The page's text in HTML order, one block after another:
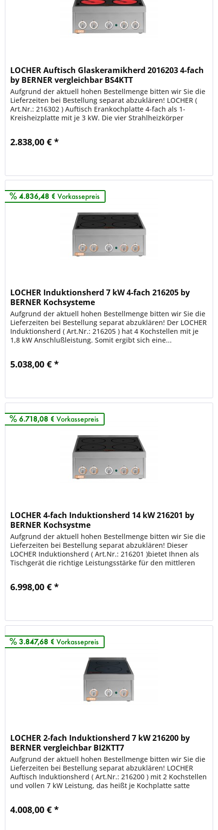
LOCHER Auftisch Glaskeramikherd 2016203 4-fach
by BERNER vergleichbar BS4KTT
Aufgrund der aktuell hohen Bestellmenge bitten wir Sie die
Lieferzeiten bei Bestellung separat abzuklären! LOCHER (
Art.Nr.: 216302 ) Auftisch Erankochplatte 4-fach als 1-
Kreisheizplatte mit je 3 kW. Die vier Strahlheizkörper
2.838,00 € *
4.836,48 € Vorkassepreis
LOCHER Induktionsherd 7 kW 4-fach 216205 by
BERNER Kochsysteme
Aufgrund der aktuell hohen Bestellmenge bitten wir Sie die
Lieferzeiten bei Bestellung separat abzuklären! Der LOCHER
Induktionsherd ( Art.Nr.: 216205 ) hat 4 Kochstellen mit je
1,8 kW Anschlußleistung. Somit ergibt sich eine...
5.038,00 € *
6.718,08 € Vorkassepreis
LOCHER 4-fach Induktionsherd 14 kW 216201 by
BERNER Kochsystme
Aufgrund der aktuell hohen Bestellmenge bitten wir Sie die
Lieferzeiten bei Bestellung separat abzuklären! Dieser
LOCHER Induktionsherd ( Art.Nr.: 216201 )bietet Ihnen als
Tischgerät die richtige Leistungsstärke für den mittleren
6.998,00 € *
3.847,68 € Vorkassepreis
LOCHER 2-fach Induktionsherd 7 kW 216200 by
BERNER vergleichbar BI2KTT7
Aufgrund der aktuell hohen Bestellmenge bitten wir Sie die
Lieferzeiten bei Bestellung separat abzuklären! LOCHER
Auftisch Induktionsherd ( Art.Nr.: 216200 ) mit 2 Kochstellen
und vollen 7 kW Leistung, das heißt je Kochplatte satte
4.008,00 € *